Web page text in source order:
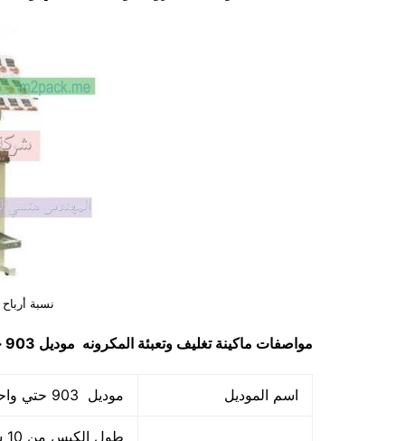
نسبة
مواصفات ماكينةتغليف وتعبئة المكرونه موديل 903 حتي واحد كيلو ماركة مهندس منسي
اسم الموديل موديل 903 حتي واحد كيلو ماركة المهندس منسي